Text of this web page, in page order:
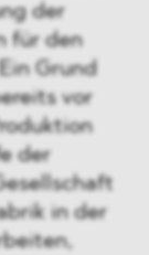
der
für den
Grund
vor
der
in der